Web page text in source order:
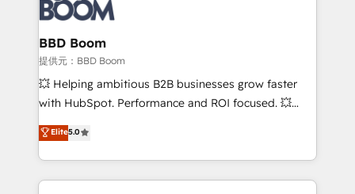
cumulées
Complex platform migrations and data cleanups •
Custom APIs and third-party integrations 📈 End-to-
End Revenue Acceleration • Lifecycle marketing and
pipeline growth programs • Sales enablement tools
and CRM optimization • Retention strategies with
Execution • 750+ onboardings and 2,000+
implementations • Deep expertise across marketing,
BBD Boom
提供元：BBD Boom
💥 Helping ambitious B2B businesses grow faster
with HubSpot. Performance and ROI focused. 💥
BBD Boom is the HubSpot partner that can help you
to HubSpot Better. We work with your teams to
solve all your HubSpot challenges and improve user
adoption, sales process and marketing results.
Elite5.0